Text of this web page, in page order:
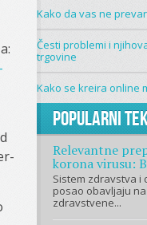
Kako da vas ne
Česti problemi i
trgovine
Kako se kreira online
Popularni
Relevantne
korona virusu:
Sistem zdravstva i
posao obavljaju
zdravstvene...